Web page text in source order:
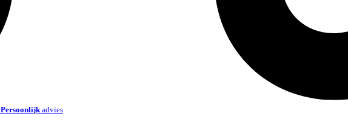
Persoonlijkadvies